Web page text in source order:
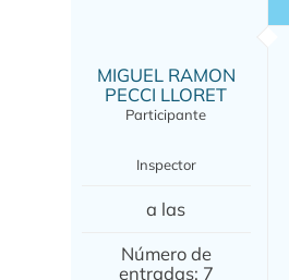
MIGUEL RAMON
PECCI LLORET
Participante
Inspector
a las
Número de
entradas: 7